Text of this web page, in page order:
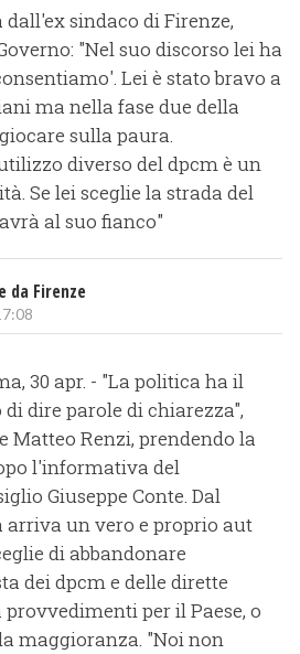
sindaco di Firenze,
"Nel suo discorso lei ha
Lei è stato bravo a
ma nella fase due della
sulla paura.
diverso del dpcm è un
Se lei sceglie la strada del
al suo fianco"
da Firenze
30 apr. - "La politica ha il
dire parole di chiarezza",
Matteo Renzi, prendendo la
l'informativa del
Giuseppe Conte. Dal
arriva un vero e proprio aut
di abbandonare
dei dpcm e delle dirette
provvedimenti per il Paese, o
maggioranza. "Noi non